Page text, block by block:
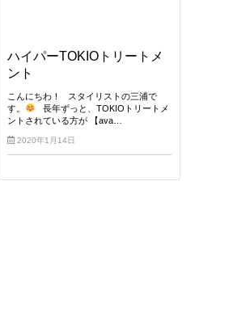
ハイパーTOKIOトリートメ
ント
こんにちわ！ スタイリストの三浦で
す。
長年ずっと、TOKIOトリートメ
ントされている方が 【ava…
2020年1月14日